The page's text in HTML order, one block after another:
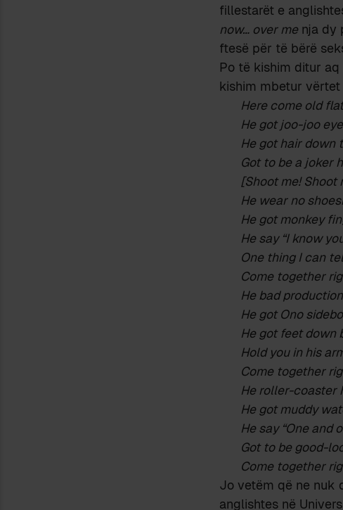
fillestarët e
now… over me nja dy
ftesë për të bërë
Po të kishim ditur
kishim mbetur vërtet
Here come old
He got joo-joo
He got hair down
Got to be a joker
[Shoot me! Shoot
He wear no
He got monkey
He say “I know
One thing I can
Come together
He bad
He got Ono
He got feet down
Hold you in his
Come together
He roller-coaster
He got muddy
He say “One and
Got to be good-
Come together
Jo vetëm që ne nuk
anglishtes në